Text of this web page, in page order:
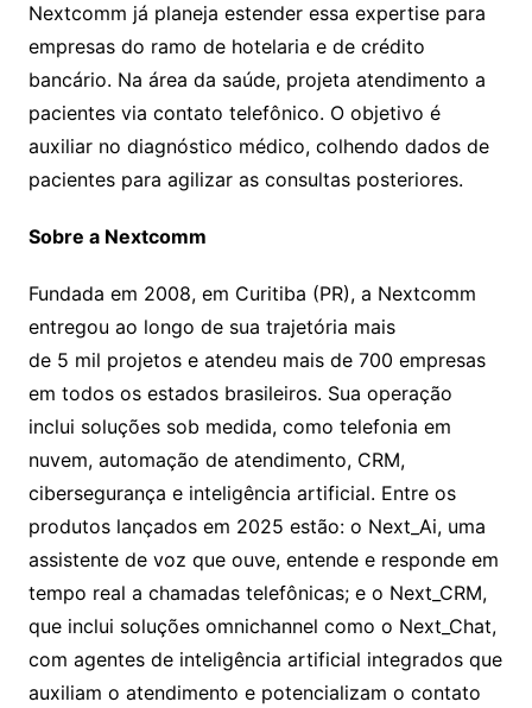
Nextcomm já planeja estender essa expertise para
empresas do ramo de hotelaria e de crédito
bancário. Na área da saúde, projeta atendimento a
pacientes via contato telefônico. O objetivo é
auxiliar no diagnóstico médico, colhendo dados de
pacientes para agilizar as consultas posteriores.
Sobre a Nextcomm
Fundada em 2008, em Curitiba (PR), a Nextcomm
entregou ao longo de sua trajetória mais
de 5 mil projetos e atendeu mais de 700 empresas
em todos os estados brasileiros. Sua operação
inclui soluções sob medida, como telefonia em
nuvem, automação de atendimento, CRM,
cibersegurança e inteligência artificial. Entre os
produtos lançados em 2025 estão: o Next_Ai, uma
assistente de voz que ouve, entende e responde em
tempo real a chamadas telefônicas; e o Next_CRM,
que inclui soluções omnichannel como o Next_Chat,
com agentes de inteligência artificial integrados que
auxiliam o atendimento e potencializam o contato